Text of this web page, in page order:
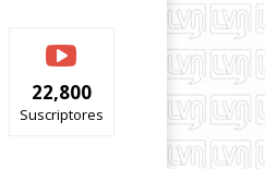
22,800
Suscriptores